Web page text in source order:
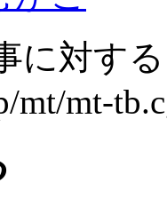
に対す
mt/mt-